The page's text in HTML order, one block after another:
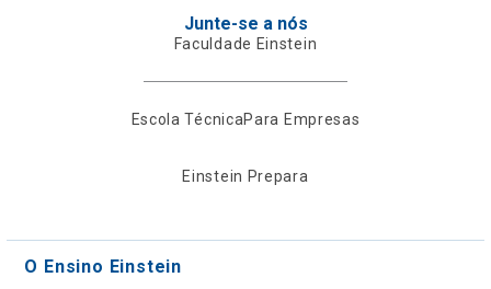
Junte-se a nós
Faculdade Einstein
Escola TécnicaPara Empresas
Einstein Prepara
O Ensino Einstein